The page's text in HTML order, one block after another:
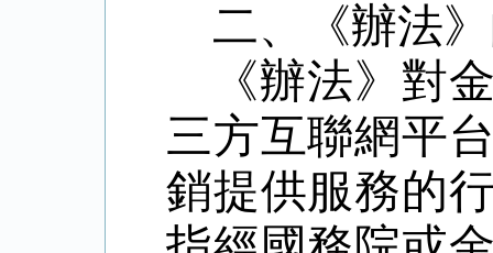
二、《辦法
《辦法》對
三方互聯網平
銷提供服務的